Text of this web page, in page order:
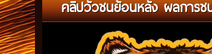
คลิปวัวชนย้อนหลัง ผลการช